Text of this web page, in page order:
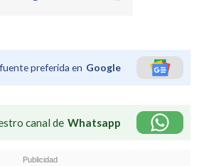
preferida en Google
canal de Whatsapp